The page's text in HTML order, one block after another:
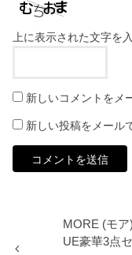
上に表示された文字を
新しいコメントをメ
新しい投稿をメール
MORE (モ
UE豪華3点